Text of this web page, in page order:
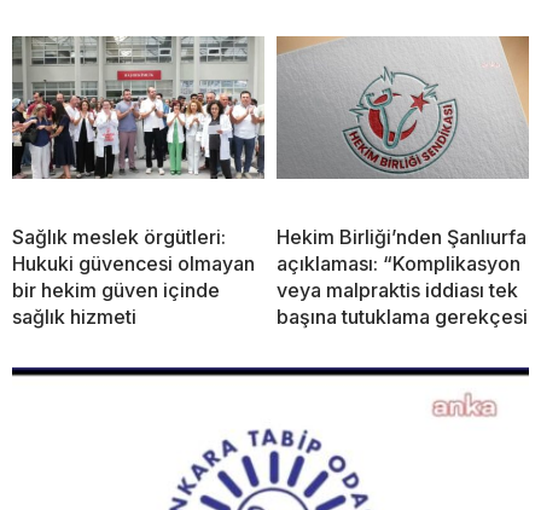
Sağlık meslek örgütleri:
Hukuki güvencesi olmayan
bir hekim güven içinde
sağlık hizmeti
Hekim Birliği’nden Şanlıurfa
açıklaması: “Komplikasyon
veya malpraktis iddiası tek
başına tutuklama gerekçesi